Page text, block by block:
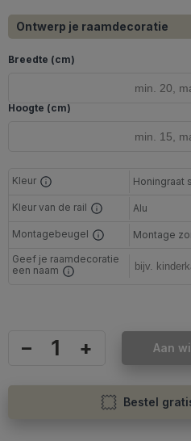
Ontwerp je raamdecoratie
Breedte (cm)
Hoogte (cm)
Kleur Honingraat
Kleur van de rail Alu
Montagebeugel Montage
Geef je raamdecoratie
een naam
– + Aan
Bestel